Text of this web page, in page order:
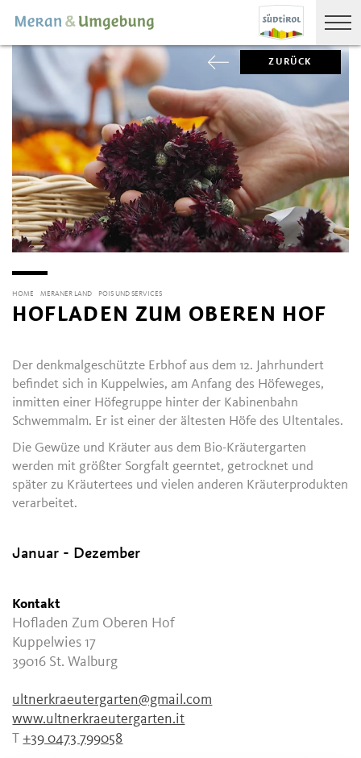
ZURÜCK
HOME MERANER LAND POIS UND SERVICES
HOFLADEN ZUM OBEREN HOF
Der denkmalgeschützte Erbhof aus dem 12. Jahrhundert
befindet sich in Kuppelwies, am Anfang des Höfeweges,
inmitten einer Höfegruppe hinter der Kabinenbahn
Schwemmalm. Er ist einer der ältesten Höfe des Ultentales.
Die Gewüze und Kräuter aus dem Bio-Kräutergarten
werden mit größter Sorgfalt geerntet, getrocknet und
später zu Kräutertees und vielen anderen Kräuterprodukten
verarbeitet.
Januar - Dezember
Kontakt
Hofladen Zum Oberen Hof
Kuppelwies 17
39016 St. Walburg
ultnerkraeutergarten@gmail.com
www.ultnerkraeutergarten.it
T+39 0473 799058